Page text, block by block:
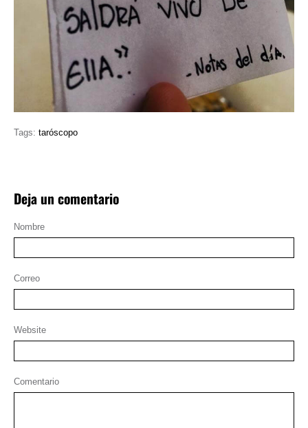
Tags: taróscopo
Deja un comentario
Nombre
Correo
Website
Comentario